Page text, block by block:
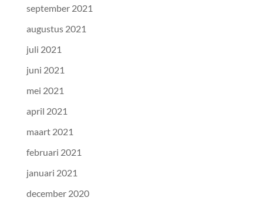
september 2021
augustus 2021
juli 2021
juni 2021
mei 2021
april 2021
maart 2021
februari 2021
januari 2021
december 2020